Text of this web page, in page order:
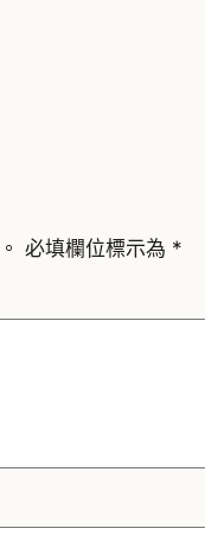
必填欄位標示為 *